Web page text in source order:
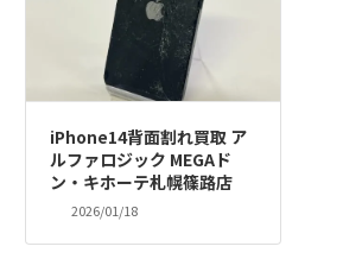
iPhone14背面割れ買取 ア
ルファロジック MEGAド
ン・キホーテ札幌篠路店
2026/01/18